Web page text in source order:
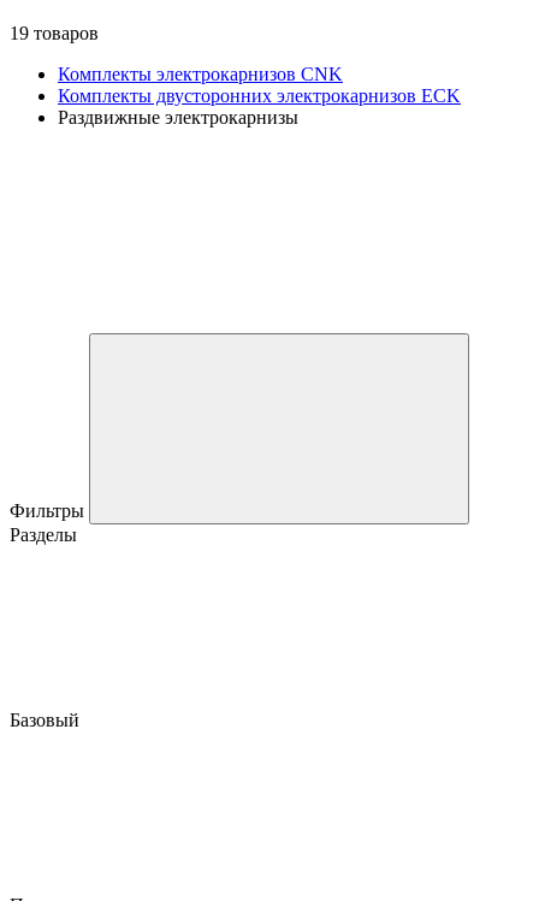
19 товаров
Комплекты электрокарнизов CNK
Комплекты двусторонних электрокарнизов ECK
Раздвижные электрокарнизы
Фильтры
Разделы
Базовый